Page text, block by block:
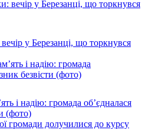
у Березанці, що торкнувся
і надію: громада об’єдналася
(фото)